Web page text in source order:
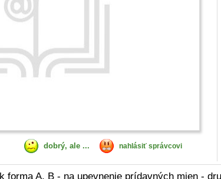
dobrý, ale ... nahlásiť správcovi
forma A, B - na upevnenie prídavných mien -